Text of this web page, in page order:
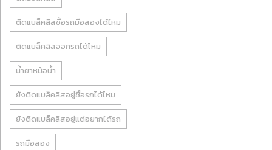
ติดแบล็คลิสซื้อรถมือสองได้ไหม
ติดแบล็คลิสออกรถได้ไหม
น้ำยาหม้อน้ำ
ยังติดแบล็คลิสอยู่ซื้อรถได้ไหม
ยังติดแบล็คลิสอยู่แต่อยากได้รถ
รถมือสอง